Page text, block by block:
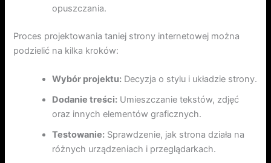
opuszczania.
Proces projektowania taniej strony internetowej można
podzielić na kilka kroków:
Wybór projektu: Decyzja o stylu i układzie strony.
Dodanie treści: Umieszczanie tekstów, zdjęć
oraz innych elementów graficznych.
Testowanie: Sprawdzenie, jak strona działa na
różnych urządzeniach i przeglądarkach.